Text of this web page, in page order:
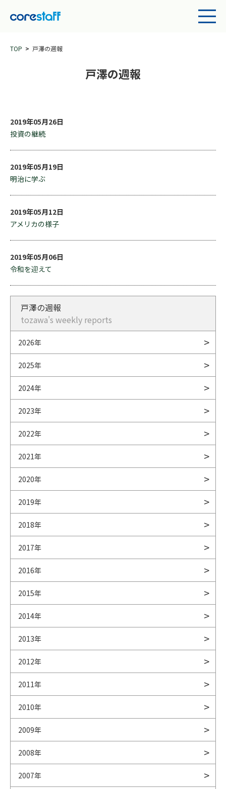
TOP 戸澤の週報
戸澤の週報
2019年05月26日
投資の継続
2019年05月19日
明治に学ぶ
2019年05月12日
アメリカの様子
2019年05月06日
令和を迎えて
戸澤の週報
tozawa's weekly reports
2026年
2025年
2024年
2023年
2022年
2021年
2020年
2019年
2018年
2017年
2016年
2015年
2014年
2013年
2012年
2011年
2010年
2009年
2008年
2007年